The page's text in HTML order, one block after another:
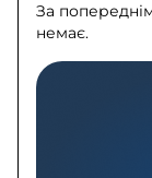
За
немає.